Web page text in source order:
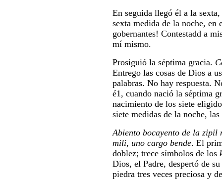
En seguida llegó él a la
sexta medida de la noche, en
gobernantes! Contestadd a
mí mismo.
Prosiguió la séptima gracia.
Entrego las cosas de Dios a
palabras. No hay respuesta.
é1, cuando nació la séptima
nacimiento de los siete
siete medidas de la noche,
Abiento bocayento de la zipil
mili, uno cargo bende. El
doblez; trece símbolos de los
Dios, el Padre, despertó de
piedra tres veces preciosa y